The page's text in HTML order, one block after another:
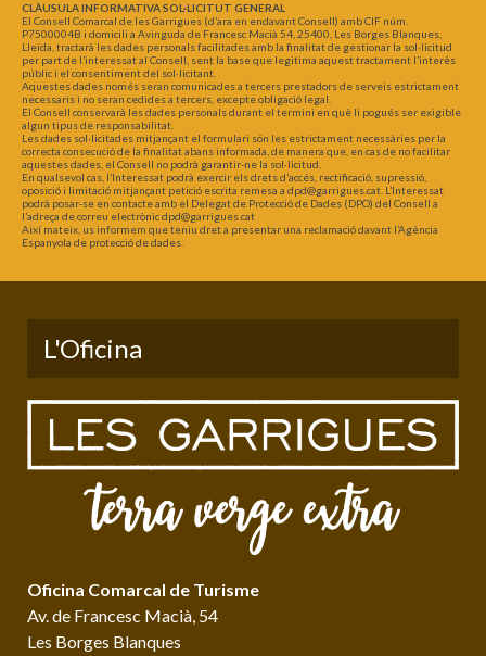
CLÀUSULA INFORMATIVA SOL·LICITUT GENERAL
El Consell Comarcal de les Garrigues (d’ara en endavant Consell) amb CIF núm.
P7500004B i domicili a Avinguda de Francesc Macià 54, 25400, Les Borges Blanques,
Lleida, tractarà les dades personals facilitades amb la finalitat de gestionar la sol·licitud
per part de l’interessat al Consell, sent la base que legitima aquest tractament l’interès
públic i el consentiment del sol·licitant.
Aquestes dades només seran comunicades a tercers prestadors de serveis estrictament
necessaris i no seran cedides a tercers, excepte obligació legal.
El Consell conservarà les dades personals durant el termini en què li pogués ser exigible
algun tipus de responsabilitat.
Les dades sol·licitades mitjançant el formulari són les estrictament necessàries per la
correcta consecució de la finalitat abans informada, de manera que, en cas de no facilitar
aquestes dades, el Consell no podrà garantir-ne la sol·licitud.
En qualsevol cas, l’Interessat podrà exercir els drets d’accés, rectificació, supressió,
oposició i limitació mitjançant petició escrita remesa a dpd@garrigues.cat. L’Interessat
podrà posar-se en contacte amb el Delegat de Protecció de Dades (DPO) del Consell a
l’adreça de correu electrònic dpd@garrigues.cat
Així mateix, us informem que teniu dret a presentar una reclamació davant l’Agència
Espanyola de protecció de dades.
L'Oficina
Oficina Comarcal de Turisme
Av. de Francesc Macià, 54
Les Borges Blanques